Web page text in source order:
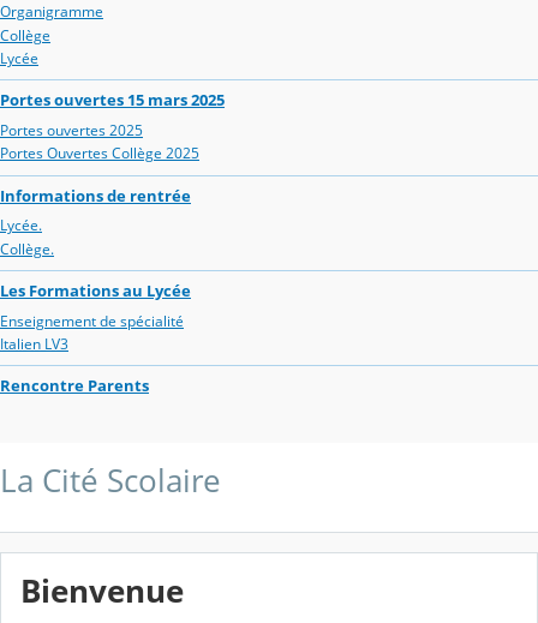
Organigramme
Collège
Lycée
Portes ouvertes 15 mars 2025
Portes ouvertes 2025
Portes Ouvertes Collège 2025
Informations de rentrée
Lycée.
Collège.
Les Formations au Lycée
Enseignement de spécialité
Italien LV3
Rencontre Parents
La Cité Scolaire
Bienvenue